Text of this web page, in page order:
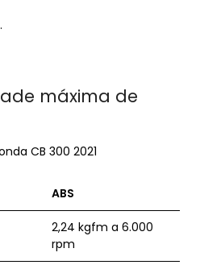
máxima de
CB 300 2021
ABS
2,24 kgfm a 6.000
rpm